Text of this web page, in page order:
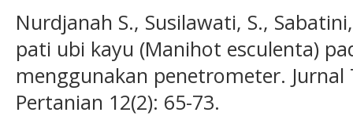
Nurdjanah S., Susilawati, S.,
pati ubi kayu (Manihot esculenta)
menggunakan penetrometer.
Pertanian 12(2): 65-73.